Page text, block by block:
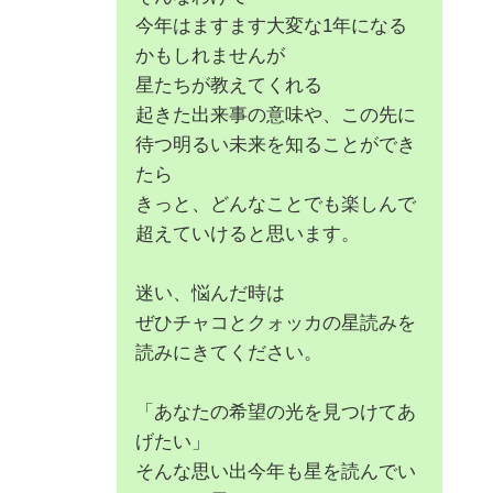
今年はますます大変な1年になる
かもしれませんが
星たちが教えてくれる
起きた出来事の意味や、この先に
待つ明るい未来を知ることができ
たら
きっと、どんなことでも楽しんで
超えていけると思います。
迷い、悩んだ時は
ぜひチャコとクォッカの星読みを
読みにきてください。
「あなたの希望の光を見つけてあ
げたい」
そんな思い出今年も星を読んでい